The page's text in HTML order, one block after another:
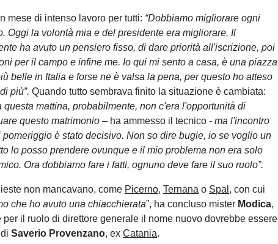
mese di intenso lavoro per tutti: “Dobbiamo migliorare ogni
Oggi la volontà mia e del presidente era migliorare. Il
ha avuto un pensiero fisso, di dare priorità all'iscrizione, poi
per il campo e infine me. Io qui mi sento a casa, è una piazza
belle in Italia e forse ne è valsa la pena, per questo ho atteso
più”. Quando tutto sembrava finito la situazione è cambiata:
questa mattina, probabilmente, non c'era l'opportunità di
questo matrimonio – ha ammesso il tecnico -ma l'incontro
pomeriggio è stato decisivo. Non so dire bugie, io se voglio un
lo posso prendere ovunque e il mio problema non era solo
Ora dobbiamo fare i fatti, ognuno deve fare il suo ruolo”.
non mancavano, come Picerno,Ternana o Spal , con cui
che ho avuto una chiacchierata”, ha concluso mister Modica,
per il ruolo di direttore generale il nome nuovo dovrebbe essere
diSaverio Provenzano, exCatania.